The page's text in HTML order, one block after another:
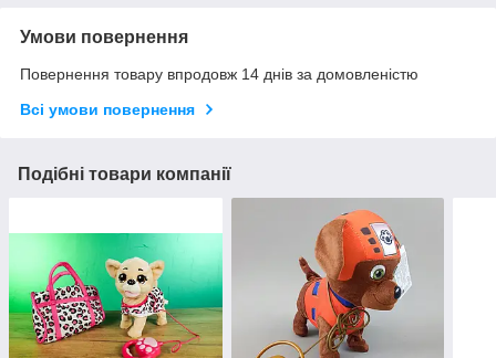
Умови повернення
Повернення товару впродовж 14 днів за домовленістю
Всі умови повернення
Подібні товари компанії